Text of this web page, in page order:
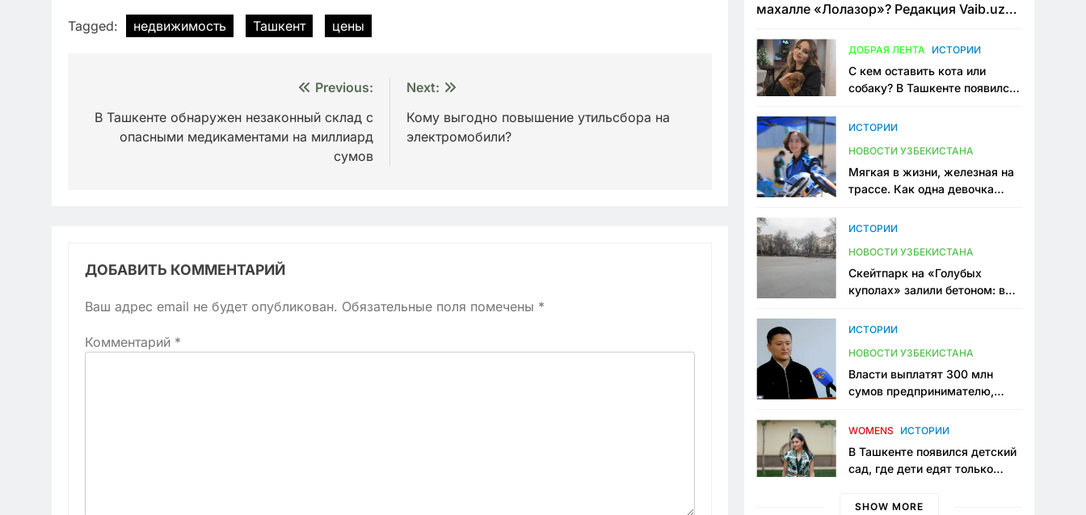
Tagged: недвижимость Ташкент цены
по
записям
Previous:
В Ташкенте обнаружен незаконный склад с
опасными медикаментами на миллиард
сумов
Next:
Кому выгодно повышение утильсбора на
электромобили?
ДОБАВИТЬ КОММЕНТАРИЙ
Ваш адрес email не будет опубликован. Обязательные поля помечены *
Комментарий *
махалле «Лолазор»? Редакция Vaib.uz
конфликта
ДОБРАЯ ЛЕНТА ИСТОРИИ
С кем оставить кота или
собаку? В Ташкенте появился
ИСТОРИИ
НОВОСТИ УЗБЕКИСТАНА
Мягкая в жизни, железная на
трассе. Как одна девочка
Узбекистане
ИСТОРИИ
НОВОСТИ УЗБЕКИСТАНА
Скейтпарк на «Голубых
куполах» залили бетоном: в
одно общественное
ИСТОРИИ
НОВОСТИ УЗБЕКИСТАНА
Власти выплатят 300 млн
сумов предпринимателю,
тюрьме по незаконному
WOMENS ИСТОРИИ
В Ташкенте появился детский
сад, где дети едят только
мама, которая устала просить
SHOW MORE